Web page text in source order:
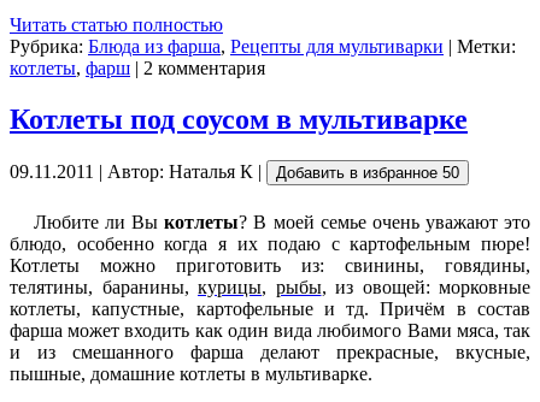
Читать статью полностью
Рубрика: Блюда из фарша, Рецепты для мультиварки | Метки:
котлеты, фарш | 2 комментария
Котлеты под соусом в мультиварке
09.11.2011 | Автор: Наталья К | Добавить в избранное 50
Любите ли Выкотлеты? В моей семье очень уважают это
блюдо, особенно когда я их подаю с картофельным пюре!
Котлеты можно приготовить из: свинины, говядины,
телятины, баранины, курицы, рыбы, из овощей: морковные
котлеты, капустные, картофельные и тд. Причём в состав
фарша может входить как один вида любимого Вами мяса, так
и из смешанного фарша делают прекрасные, вкусные,
пышные, домашние котлеты в мультиварке.